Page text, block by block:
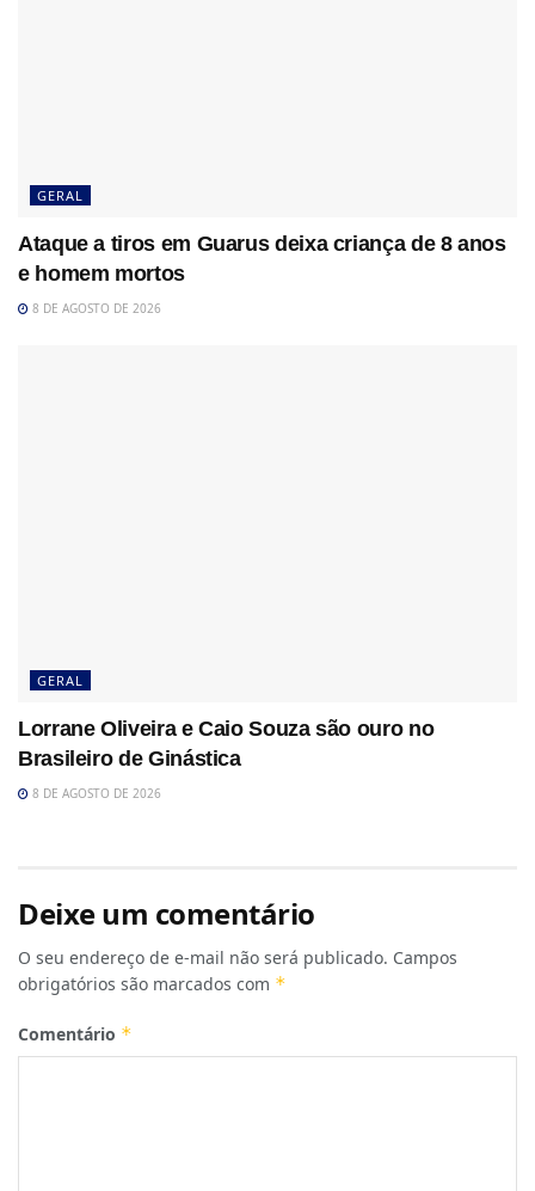
GERAL
Ataque a tiros em Guarus deixa criança de 8 anos
e homem mortos
8 DE AGOSTO DE 2026
GERAL
Lorrane Oliveira e Caio Souza são ouro no
Brasileiro de Ginástica
8 DE AGOSTO DE 2026
Deixe um comentário
O seu endereço de e-mail não será publicado. Campos
obrigatórios são marcados com *
Comentário *